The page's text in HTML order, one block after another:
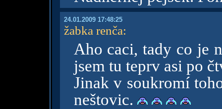
24.01.2009 17:48:25
žabka renča:
Aho caci, tady co je
jsem tu teprv asi po
Jinak v soukromí
neštovic.